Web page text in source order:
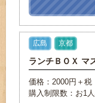
広島 京都
ランチＢＯＸ マ
価格：2000円＋税
購入制限数：お1